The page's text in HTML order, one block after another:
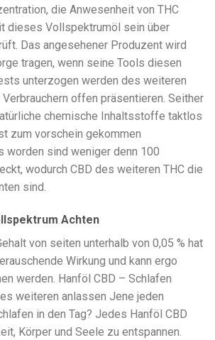
die Anwesenheit von THC
dieses Vollspektrumöl sein über
Das angesehener Produzent wird
tragen, wenn seine Tools diesen
unterzogen werden des weiteren
offen präsentieren. Seither
chemische Inhaltsstoffe taktlos
zum vorschein gekommen
worden sind weniger denn 100
wodurch CBD des weiteren THC die
sind.
Achten
von seiten unterhalb von 0,05 % hat
Wirkung und kann ergo
werden. Hanföl CBD – Schlafen
weiteren anlassen Jene jeden
in den Tag? Jedes Hanföl CBD
Körper und Seele zu entspannen.